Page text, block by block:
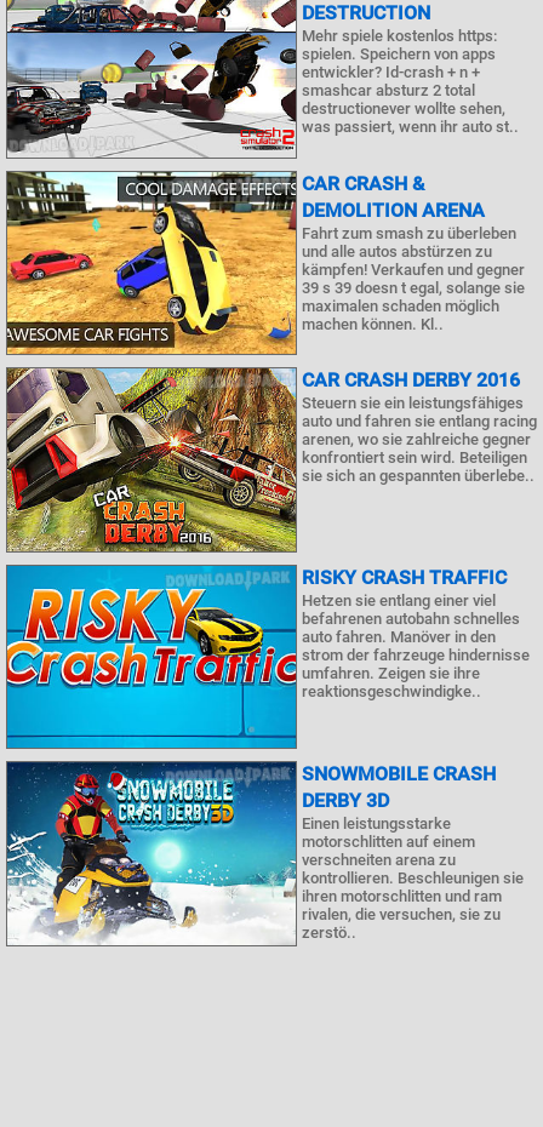
DESTRUCTION
Mehr spiele kostenlos https:
spielen. Speichern von apps
entwickler? Id-crash + n +
smashcar absturz 2 total
destructionever wollte sehen,
was passiert, wenn ihr auto st..
CAR CRASH &
DEMOLITION ARENA
Fahrt zum smash zu überleben
und alle autos abstürzen zu
kämpfen! Verkaufen und gegner
39 s 39 doesn t egal, solange sie
maximalen schaden möglich
machen können. Kl..
CAR CRASH DERBY 2016
Steuern sie ein leistungsfähiges
auto und fahren sie entlang racing
arenen, wo sie zahlreiche gegner
konfrontiert sein wird. Beteiligen
sie sich an gespannten überlebe..
RISKY CRASH TRAFFIC
Hetzen sie entlang einer viel
befahrenen autobahn schnelles
auto fahren. Manöver in den
strom der fahrzeuge hindernisse
umfahren. Zeigen sie ihre
reaktionsgeschwindigke..
SNOWMOBILE CRASH
DERBY 3D
Einen leistungsstarke
motorschlitten auf einem
verschneiten arena zu
kontrollieren. Beschleunigen sie
ihren motorschlitten und ram
rivalen, die versuchen, sie zu
zerstö..